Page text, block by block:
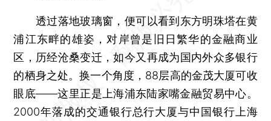
透过落地玻璃窗，便可以看到东方明珠塔在黄
浦江东畔的雄姿，对岸曾是旧日繁华的金融商业
区，历经沧桑变迁，如今又再成为国内外众多银行
的栖身之处。换一个角度，88层高的金茂大厦可收
眼底——这里正是上海浦东陆家嘴金融贸易中心。
2000年落成的交通银行总行大厦与中国银行上海